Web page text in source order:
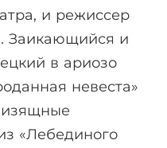
и режиссер
Заикающийся и
в ариозо
невеста»
«Лебединого